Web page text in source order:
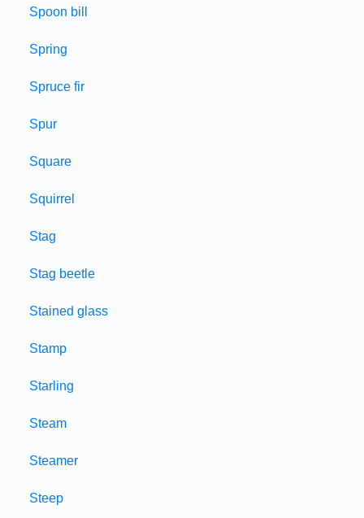
Spoon bill
Spring
Spruce fir
Spur
Square
Squirrel
Stag
Stag beetle
Stained glass
Stamp
Starling
Steam
Steamer
Steep